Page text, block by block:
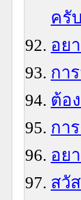
ครับ
อย
กา
ต้อ
กา
อย
สวั